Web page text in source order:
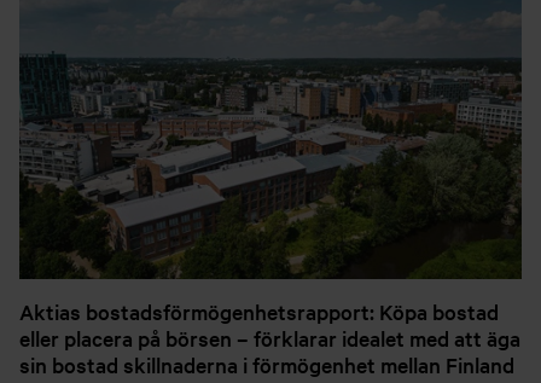
Aktias bostadsförmögenhetsrapport: Köpa bostad
eller placera på börsen – förklarar idealet med att äga
sin bostad skillnaderna i förmögenhet mellan Finland